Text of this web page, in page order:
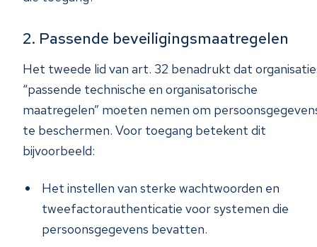
2. Passende beveiligingsmaatregelen
Het tweede lid van art. 32 benadrukt dat
“passende technische en organisatorische
maatregelen” moeten nemen om
te beschermen. Voor toegang betekent dit
bijvoorbeeld:
Het instellen van sterke wachtwoorden en
tweefactorauthenticatie voor systemen die
persoonsgegevens bevatten.